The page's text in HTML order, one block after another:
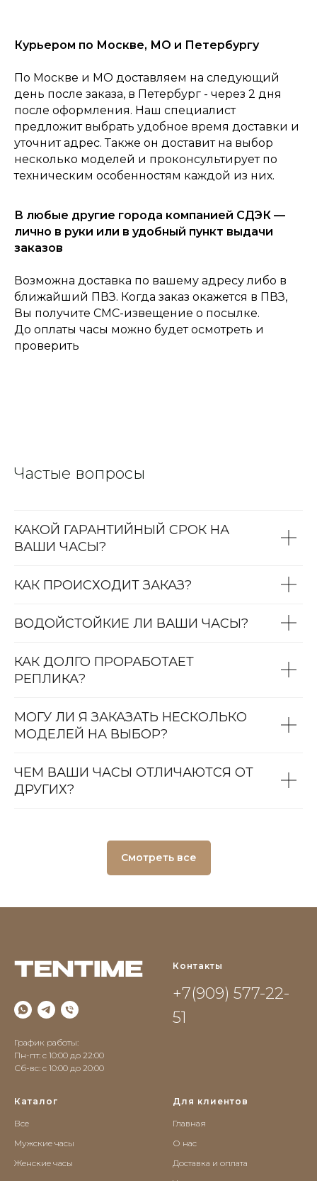
Главная Каталог
Консультация Корзина
Курьером по Москве, МО и Петербургу
По Москве и МО доставляем на следующий
день после заказа, в Петербург - через 2 дня
после оформления. Наш специалист
предложит выбрать удобное время доставки и
уточнит адрес. Также он доставит на выбор
несколько моделей и проконсультирует по
техническим особенностям каждой из них.
В любые другие города компанией СДЭК —
лично в руки или в удобный пункт выдачи
заказов
Возможна доставка по вашему адресу либо в
ближайший ПВЗ. Когда заказ окажется в ПВЗ,
Вы получите СМС-извещение о посылке.
До оплаты часы можно будет осмотреть и
проверить
Частые вопросы
КАКОЙ ГАРАНТИЙНЫЙ СРОК НА
ВАШИ ЧАСЫ?
КАК ПРОИСХОДИТ ЗАКАЗ?
ВОДОЙСТОЙКИЕ ЛИ ВАШИ ЧАСЫ?
КАК ДОЛГО ПРОРАБОТАЕТ
РЕПЛИКА?
МОГУ ЛИ Я ЗАКАЗАТЬ НЕСКОЛЬКО
МОДЕЛЕЙ НА ВЫБОР?
ЧЕМ ВАШИ ЧАСЫ ОТЛИЧАЮТСЯ ОТ
ДРУГИХ?
Смотреть все
График работы:
Пн-пт: с 10:00 до 22:00
Сб-вс: c 10:00 до 20:00
Контакты
+7(909) 577-22-
51
Каталог
Все
Мужские часы
Женские часы
Для клиентов
Главная
О нас
Доставка и оплата